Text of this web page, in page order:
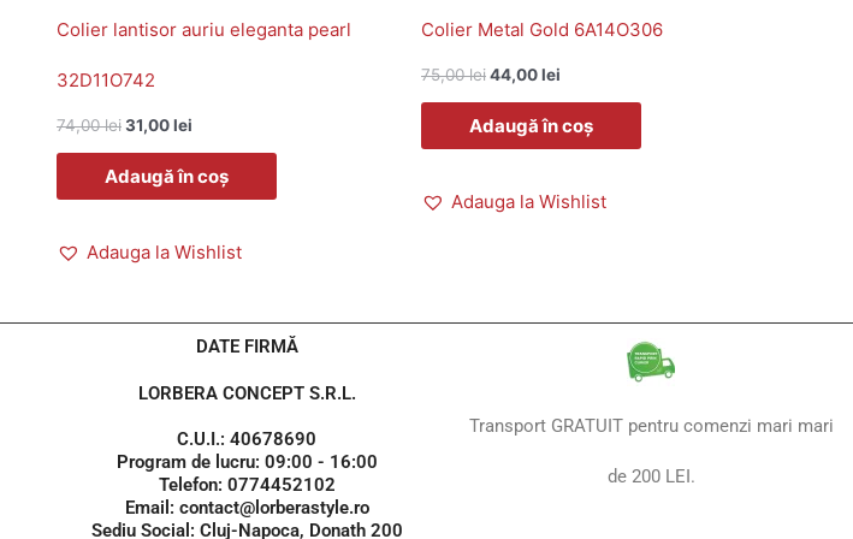
Colier lantisor auriu eleganta pearl
32D11O742
74,00lei31,00lei
Adaugă în coș
Adauga la Wishlist
Colier Metal Gold 6A14O306
75,00lei44,00lei
Adaugă în coș
Adauga la Wishlist
DATE FIRMĂ
LORBERA CONCEPT S.R.L.
C.U.I.: 40678690
Program de lucru: 09:00 - 16:00
Telefon: 0774452102
Email: contact@lorberastyle.ro
Sediu Social: Cluj-Napoca, Donath 200
Transport GRATUIT pentru comenzi mari mari
de 200 LEI.